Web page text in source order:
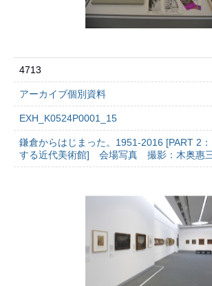
4713
アーカイブ個別資料
EXH_K0524P0001_15
鎌倉からはじまった。1951-2016 [PART 2
する近代美術館] 会場写真 撮影：木奥惠